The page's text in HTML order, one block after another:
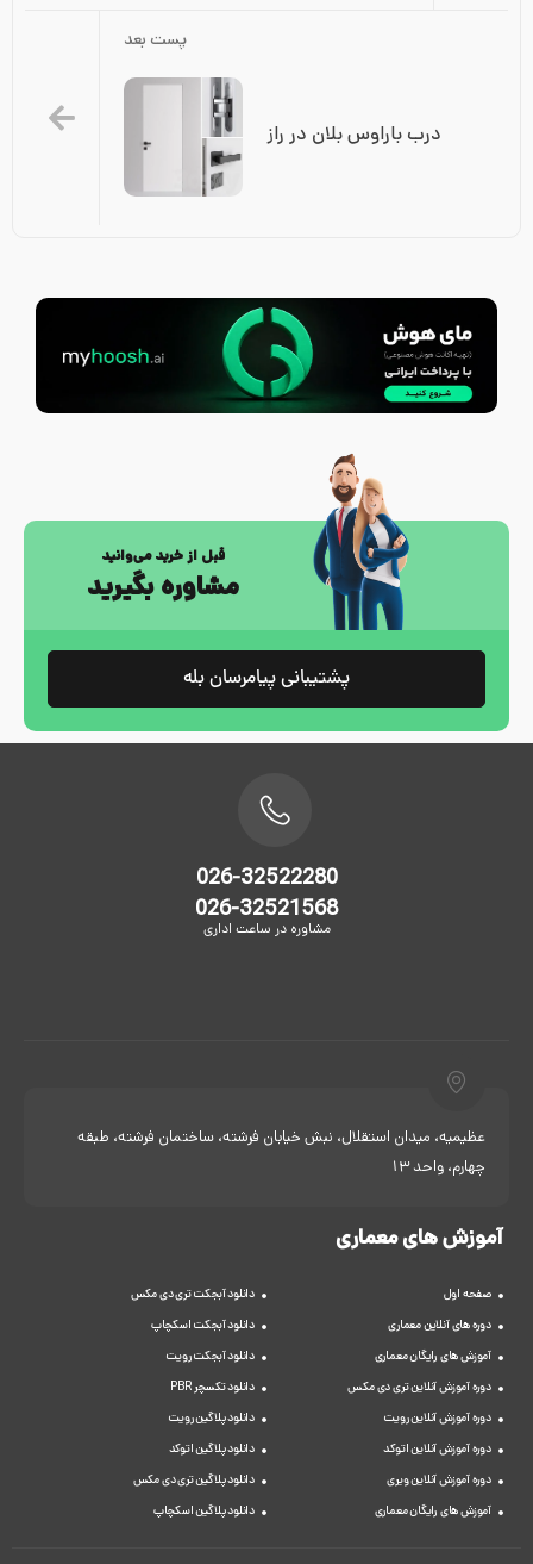
پست بعد
درب باراوس بلان در راز
قبل از خرید می‌وانید
مشاوره بگیرید
پشتیبانی پیامرسان بله
026-32522280
026-32521568
مشاوره در ساعت اداری
عظیمیه، میدان استقلال، نبش خیابان فرشته، ساختمان فرشته، طبقه
چهارم، واحد 13
آموزش های معماری
صفحه اول
دوره های آنلاین معماری
آموزش های رایگان معماری
دوره آموزش آنلاین تری دی مکس
دوره آموزش آنلاین رویت
دوره آموزش آنلاین اتوکد
دوره آموزش آنلاین ویری
آموزش های رایگان معماری
دانلود آبجکت تری دی مکس
دانلود آبجکت اسکچاپ
دانلود آبجکت رویت
دانلود تکسچر PBR
دانلود پلاگین رویت
دانلود پلاگین اتوکد
دانلود پلاگین تری دی مکس
دانلود پلاگین اسکچاپ